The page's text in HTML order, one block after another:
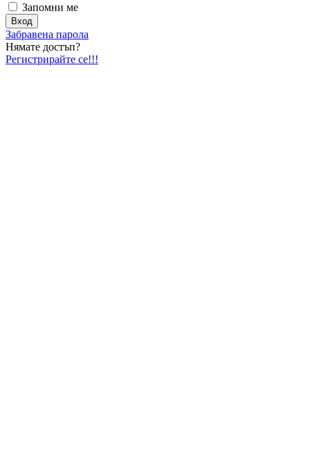
Запомни ме
Забравена парола
Нямате достъп?
Регистрирайте се!!!